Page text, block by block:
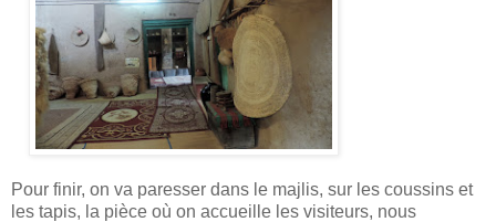
Pour finir, on va paresser dans le majlis, sur les coussins et
les tapis, la pièce où on accueille les visiteurs, nous